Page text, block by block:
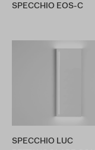
SPECCHIO EOS-C
SPECCHIO LUC